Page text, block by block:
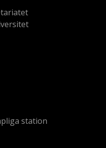
station